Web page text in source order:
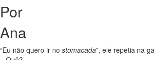
Por
Ana
“Eu não quero ir no stomacada”, ele repetia na